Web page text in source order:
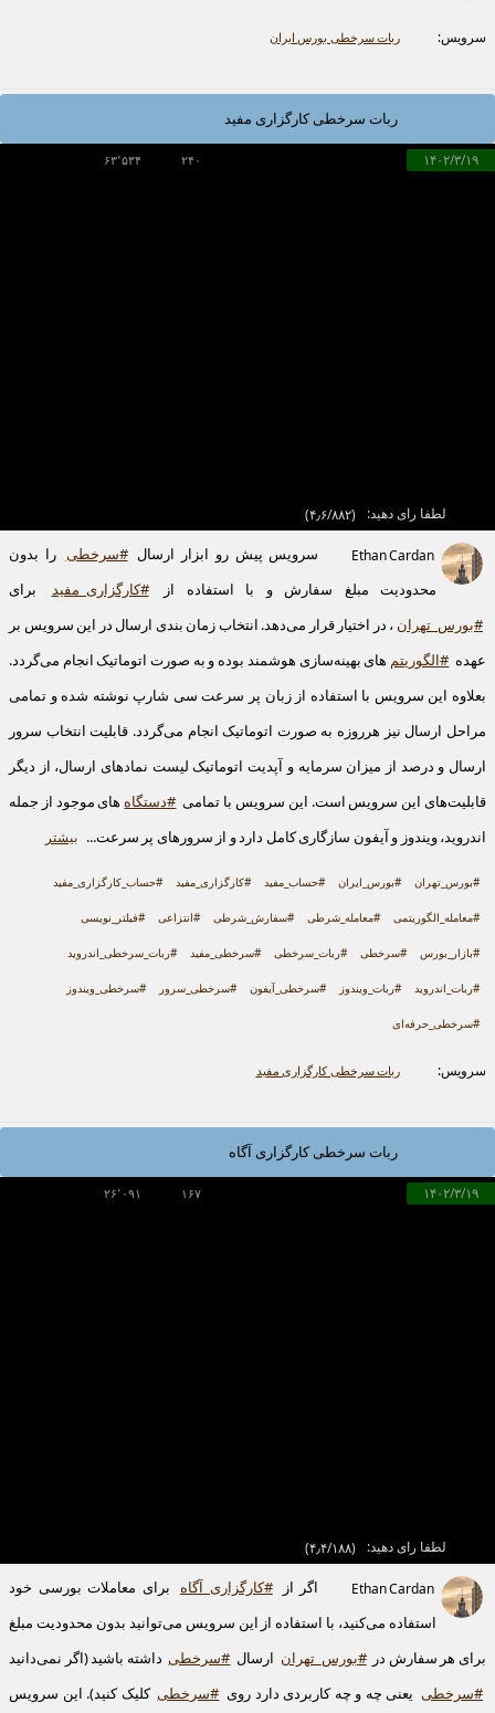
سرویس: ربات سرخطی بورس ایران
ربات سرخطی کارگزاری مفید
۱۴۰۲/۳/۱۹ ۲۴۰ ۶۳٬۵۳۴
لطفا رای دهید: ( ۴٫۶/۸۸۲)
Ethan Cardan سرویس پیش رو ابزار ارسال #سرخطی را بدون
محدودیت مبلغ سفارش و با استفاده از
#کارگزاری_مفید
برای
#بورس_تهران ، در اختیار قرار می‌دهد. انتخاب زمان بندی ارسال در این سرویس بر
عهده #الگوریتم ‌های بهینه‌سازی هوشمند بوده و به صورت اتوماتیک انجام می‌گردد.
بعلاوه این سرویس با استفاده از زبان پر سرعت سی شارپ نوشته شده و تمامی
مراحل ارسال نیز هرروزه به صورت اتوماتیک انجام می‌گردد. قابلیت انتخاب سرور
ارسال و درصد از میزان سرمایه و آپدیت اتوماتیک لیست نمادهای ارسال، از دیگر
قابلیت‌های این سرویس است. این سرویس با تمامی #دستگاه ‌های موجود از جمله
اندروید، ویندوز و آیفون سازگاری کامل دارد و از سرورهای پر سرعت... بیشتر
#بورس_تهران #بورس_ایران #حساب_مفید #کارگزاری_مفید #حساب_کارگزاری_مفید
#معامله_الگوریتمی #معامله_شرطی #سفارش_شرطی #انتزاعی #فیلتر_نویسی
#بازار_بورس #سرخطی #ربات_سرخطی #سرخطی_مفید #ربات_سرخطی_اندروید
#ربات_اندروید #ربات_ویندوز #سرخطی_آیفون #سرخطی_سرور #سرخطی_ویندوز
#سرخطی_حرفه‌ای
سرویس: ربات سرخطی کارگزاری مفید
ربات سرخطی کارگزاری آگاه
۱۴۰۲/۳/۱۹ ۱۶۷ ۲۶٬۰۹۱
لطفا رای دهید: ( ۴٫۴/۱۸۸)
Ethan Cardan اگر از #کارگزاری_آگاه
برای معاملات بورسی خود
استفاده می‌کنید، با استفاده از این سرویس می‌توانید بدون محدودیت مبلغ
برای هر سفارش در #بورس_تهران ارسال #سرخطی داشته باشید (اگر نمی‌دانید
#سرخطی یعنی چه و چه کاربردی دارد روی #سرخطی کلیک کنید). این سرویس